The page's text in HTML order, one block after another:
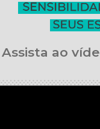
Assista ao